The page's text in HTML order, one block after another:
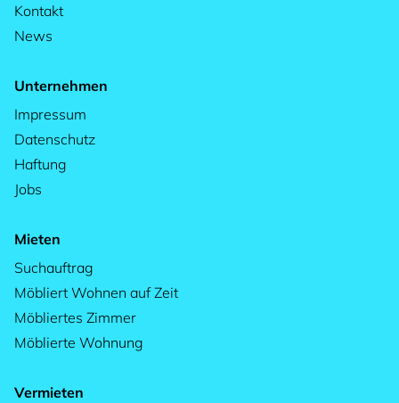
Kontakt
News
Unternehmen
Impressum
Datenschutz
Haftung
Jobs
Mieten
Suchauftrag
Möbliert Wohnen auf Zeit
Möbliertes Zimmer
Möblierte Wohnung
Vermieten